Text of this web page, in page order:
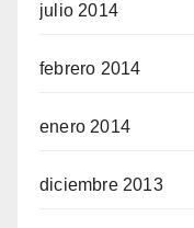
julio 2014
febrero 2014
enero 2014
diciembre 2013